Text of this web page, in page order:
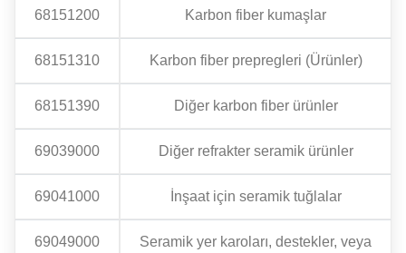
68151200 Karbon fiber kumaşlar
68151310 Karbon fiber prepregleri (Ürünler)
68151390 Diğer karbon fiber ürünler
69039000 Diğer refrakter seramik ürünler
69041000 İnşaat için seramik tuğlalar
69049000
Seramik yer karoları, destekler, veya